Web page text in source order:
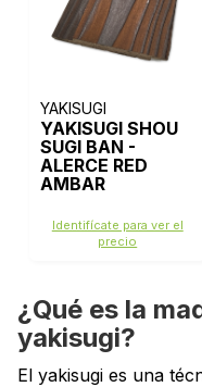
YAKISUGI
YAKISUGI SHOU
SUGI BAN -
ALERCE RED
AMBAR
Identifícate para ver el
precio
¿Qué es la
yakisugi?
El yakisugi es una